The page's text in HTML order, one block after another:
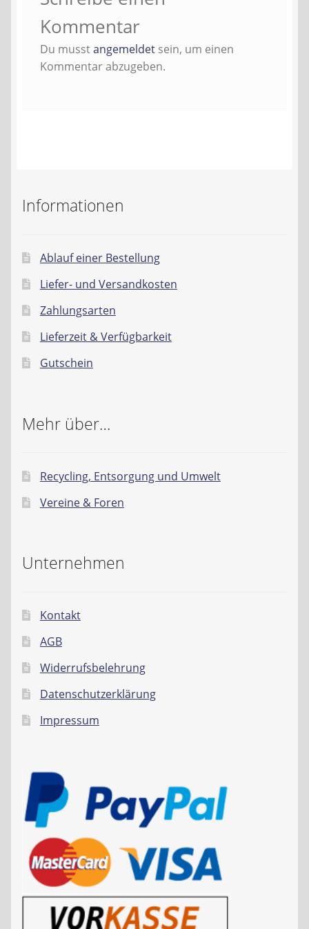
AGB
Kommentar
Du musstangemeldetsein, um einen
Kommentar abzugeben.
Informationen
Ablauf einer Bestellung
Liefer- und Versandkosten
Zahlungsarten
Lieferzeit & Verfügbarkeit
Gutschein
Mehr über…
Recycling, Entsorgung und Umwelt
Vereine & Foren
Unternehmen
Kontakt
AGB
Widerrufsbelehrung
Datenschutzerklärung
Impressum